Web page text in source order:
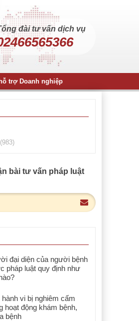
đài tư vấn dịch vụ
trợ Doanh nghiệp
(983)
bài tư vấn pháp luật
đại diện của người bệnh
pháp luật quy định như
hành vi bị nghiêm cấm
hoạt động khám bệnh,
bệnh